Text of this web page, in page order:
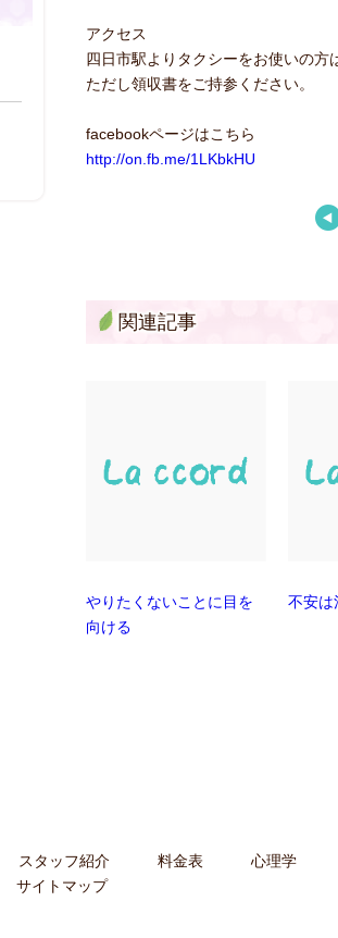
アクセス
四日市駅よりタクシーをお使いの方
ただし領収書をご持参ください。
facebookページはこちら
http://on.fb.me/1LKbkHU
関連記事
やりたくないことに目を
向ける
不安は
スタッフ紹介 料金表 心理学
サイトマップ